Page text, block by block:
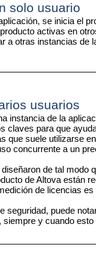
solo usuario
se inicia el
activas en
a otras instancias de
usuarios
instancia de la
claves para que
que suele utilizarse
concurrente a un
de tal modo
de Altova están
de licencias
seguridad, puede
siempre y cuando